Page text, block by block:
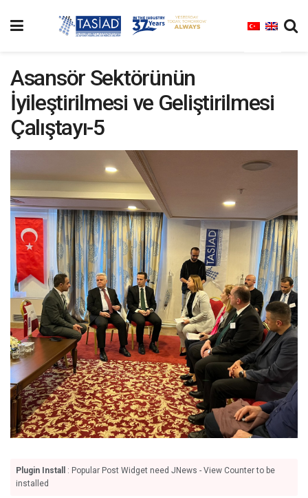
Asansör Sektörünün
İyileştirilmesi ve Geliştirilmesi
Çalıştayı-5
Plugin Install
: Popular Post Widget need JNews - View Counter to be
installed